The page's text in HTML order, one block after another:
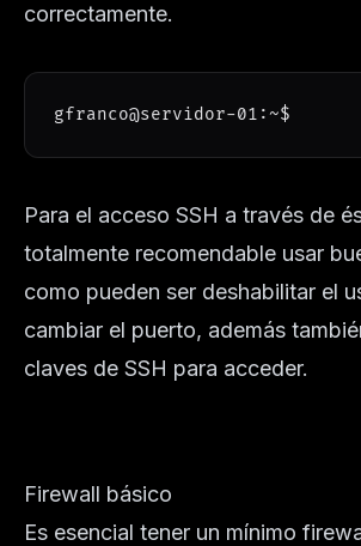
correctamente.
gfranco@servidor-01:~$
Para el acceso SSH a través de
totalmente recomendable usar
como pueden ser deshabilitar el
cambiar el puerto, además
claves de SSH para acceder.
Firewall básico
Es esencial tener un mínimo